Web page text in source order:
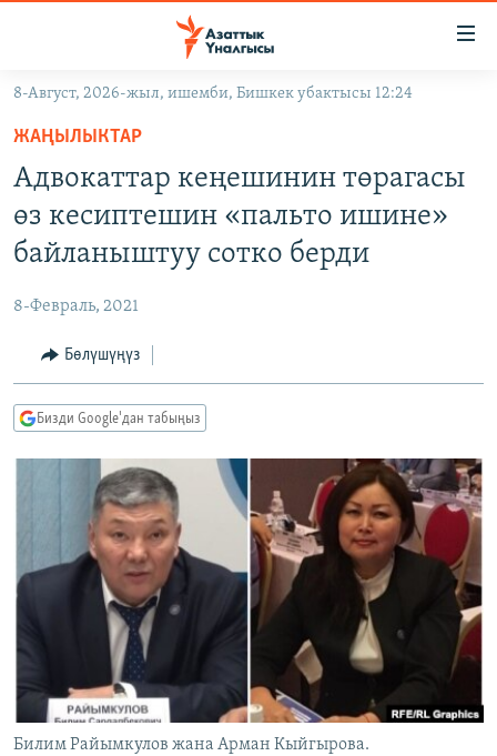
Навигацияга
өтүңүз
Издөөгө
салыңыз
САЯСАТ
МАДАНИЯТ
ДҮЙНӨ
ДҮЙНӨ
УКРАИНА
ТВ ПРОГРАММАЛАР
БҮГҮН АЗАТТЫКТА
ДАНИСТЕ
ЭЖЕ-СИҢДИЛЕР
АЗАТТЫК+
ЫҢГАЙСЫЗ СУРООЛОР
ПОДКАСТ
Русский
ОНЛАЙН ШЕРИНЕ
ЭЕ/АРнун бардык сайттары
8-Август, 2026-жыл, ишемби, Бишкек убактысы 12:24
ЖАҢЫЛЫКТАР
Адвокаттар кеңешинин төрагасы
өз кесиптешин «пальто ишине»
байланыштуу сотко берди
8-Февраль, 2021
Бөлүшүңүз
Бизди Google'дан табыңыз
Билим Райымкулов жана Арман Кыйгырова.